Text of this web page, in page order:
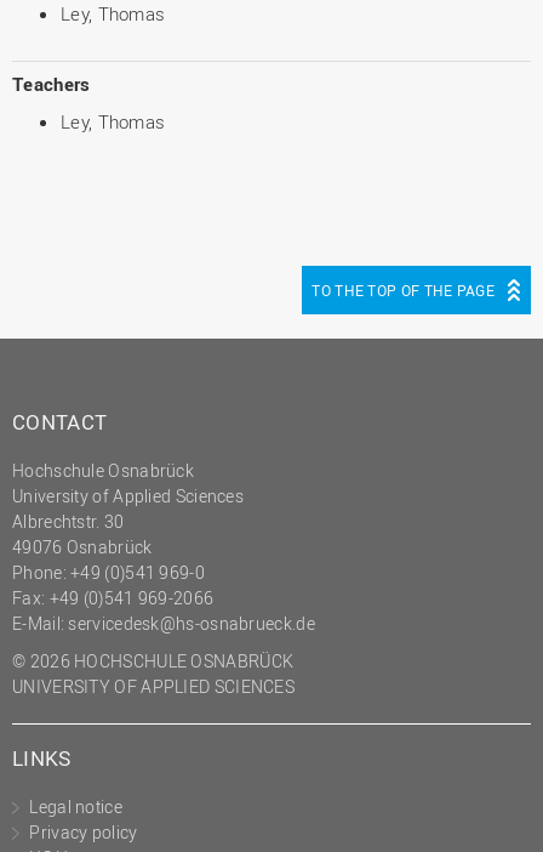
Ley, Thomas
Teachers
Ley, Thomas
TO THE TOP OF THE PAGE
CONTACT
Hochschule Osnabrück
University of Applied Sciences
Albrechtstr. 30
49076 Osnabrück
Phone: +49 (0)541 969-0
Fax: +49 (0)541 969-2066
E-Mail: servicedesk@hs-osnabrueck.de
© 2026 HOCHSCHULE OSNABRÜCK
UNIVERSITY OF APPLIED SCIENCES
LINKS
Legal notice
Privacy policy